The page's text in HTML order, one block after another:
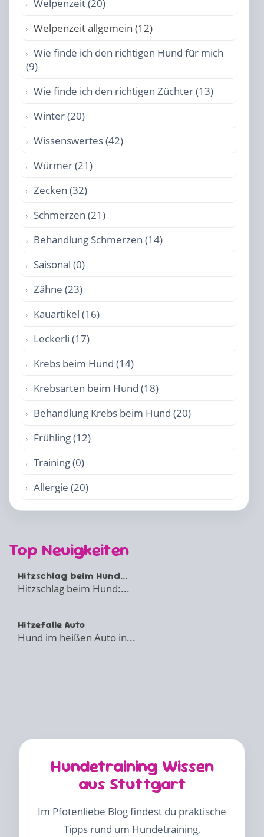
Welpenzeit (20)
Welpenzeit allgemein (12)
Wie finde ich den richtigen Hund für mich
(9)
Wie finde ich den richtigen Züchter (13)
Winter (20)
Wissenswertes (42)
Würmer (21)
Zecken (32)
Schmerzen (21)
Behandlung Schmerzen (14)
Saisonal (0)
Zähne (23)
Kauartikel (16)
Leckerli (17)
Krebs beim Hund (14)
Krebsarten beim Hund (18)
Behandlung Krebs beim Hund (20)
Frühling (12)
Training (0)
Allergie (20)
Top Neuigkeiten
Hitzschlag beim Hund...
Hitzschlag beim Hund:...
Hitzefalle Auto
Hund im heißen Auto in...
Hundetraining Wissen
aus Stuttgart
Im Pfotenliebe Blog findest du praktische
Tipps rund um Hundetraining,